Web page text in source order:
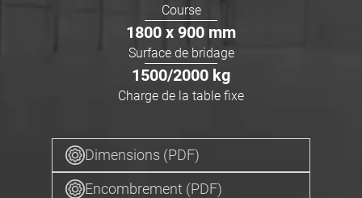
Course
1800 x 900 mm
Surface de bridage
1500/2000 kg
Charge de la table fixe
Dimensions (PDF)
Encombrement (PDF)